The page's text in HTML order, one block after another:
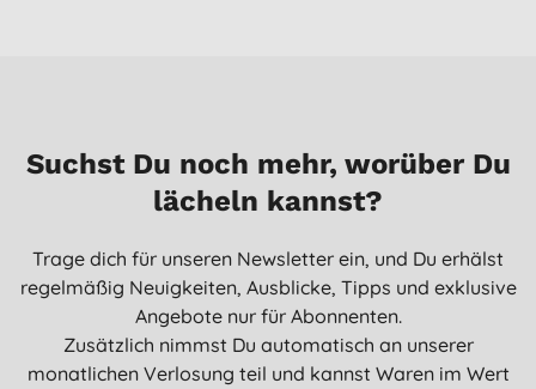
Suchst Du noch mehr, worüber Du
lächeln kannst?
Trage dich für unseren Newsletter ein, und Du erhälst
regelmäßig Neuigkeiten, Ausblicke, Tipps und exklusive
Angebote nur für Abonnenten.
Zusätzlich nimmst Du automatisch an unserer
monatlichen Verlosung teil und kannst Waren im Wert